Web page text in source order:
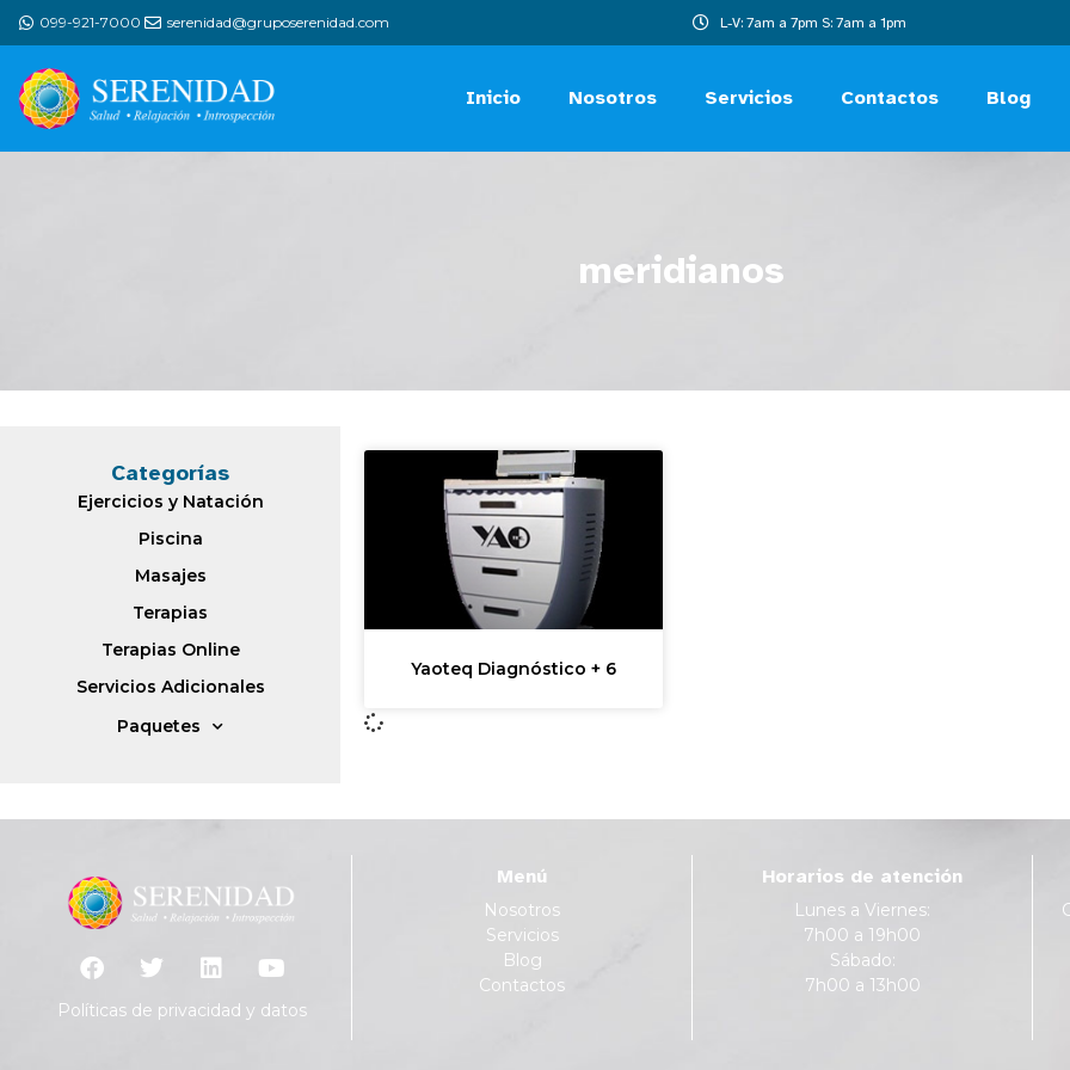
099-921-7000 serenidad@gruposerenidad.com L-V: 7am a 7pm S: 7am a 1pm
Inicio Nosotros Servicios Contactos Blog
meridianos
Categorías
Ejercicios y Natación
Piscina
Masajes
Terapias
Terapias Online
Servicios Adicionales
Paquetes
Yaoteq Diagnóstico + 6
Políticas de privacidad y datos
Menú
Nosotros
Servicios
Blog
Contactos
Horarios de atención
Lunes a Viernes:
7h00 a 19h00
Sábado:
7h00 a 13h00